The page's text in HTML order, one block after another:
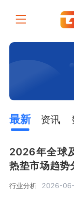
最新 资讯
2026年全球
热垫市场趋势
计销售金额12
行业分析 2026-